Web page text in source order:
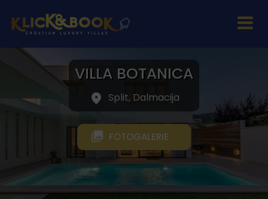
VILLA BOTANICA
Split, Dalmacija
FOTOGALERIE